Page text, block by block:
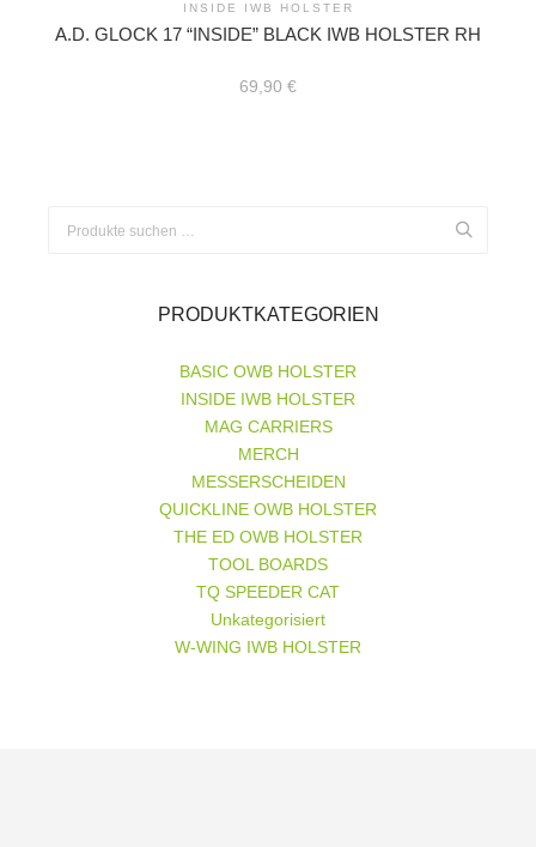
INSIDE IWB HOLSTER
A.D. GLOCK 17 “INSIDE” BLACK IWB HOLSTER RH
69,90 €
PRODUKTKATEGORIEN
BASIC OWB HOLSTER
INSIDE IWB HOLSTER
MAG CARRIERS
MERCH
MESSERSCHEIDEN
QUICKLINE OWB HOLSTER
THE ED OWB HOLSTER
TOOL BOARDS
TQ SPEEDER CAT
Unkategorisiert
W-WING IWB HOLSTER